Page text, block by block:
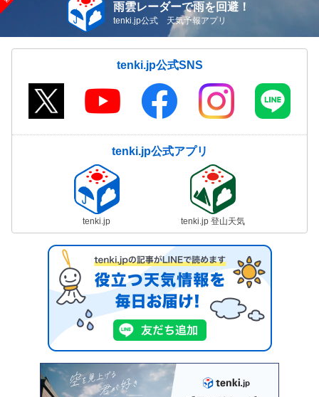
雨雲レーダーで雨を回避！
tenki.jp公式 天気予報アプリ
tenki.jp公式SNS
tenki.jp公式アプリ
tenki.jp tenki.jp 登山天気